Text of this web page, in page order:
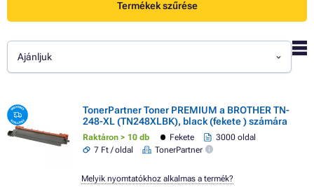
Termékek szűrése
Ajánljuk
TonerPartner Toner PREMIUM a BROTHER TN-
248-XL (TN248XLBK), black (fekete ) számára
Raktáron > 10 db Fekete
3000 oldal
7 Ft / oldal
TonerPartner
Melyik nyomtatókhoz alkalmas a termék?